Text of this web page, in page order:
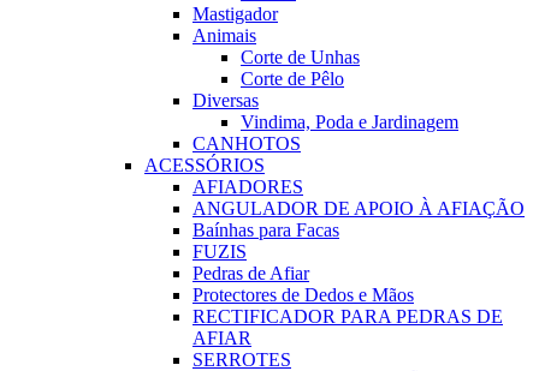
Mastigador
Animais
Corte de Unhas
Corte de Pêlo
Diversas
Vindima, Poda e Jardinagem
CANHOTOS
ACESSÓRIOS
AFIADORES
ANGULADOR DE APOIO À AFIAÇÃO
Baínhas para Facas
FUZIS
Pedras de Afiar
Protectores de Dedos e Mãos
RECTIFICADOR PARA PEDRAS DE
AFIAR
SERROTES